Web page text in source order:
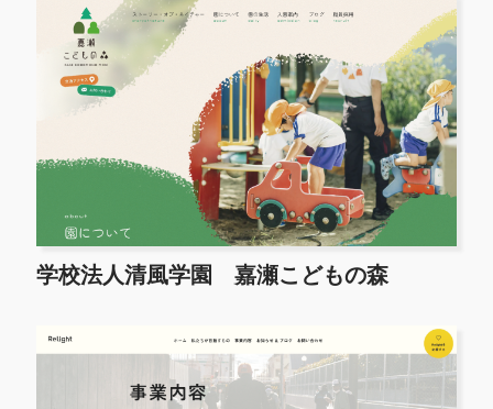
学校法人清風学園 嘉瀬こどもの森